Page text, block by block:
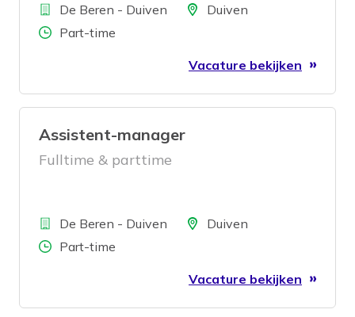
BedrijfDe Beren - Duiven LocatieDuiven
Aantal uren
Part-time
Vacature bekijken
Assistent-manager
Fulltime & parttime
BedrijfDe Beren - Duiven LocatieDuiven
Aantal uren
Part-time
Vacature bekijken